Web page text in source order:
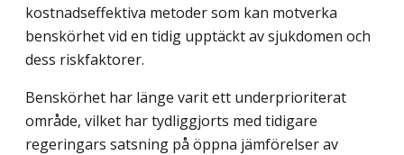
kostnadseffektiva metoder som kan motverka
benskörhet vid en tidig upptäckt av sjukdomen och
dess riskfaktorer.
Benskörhet har länge varit ett underprioriterat
område, vilket har tydliggjorts med tidigare
regeringars satsning på öppna jämförelser av